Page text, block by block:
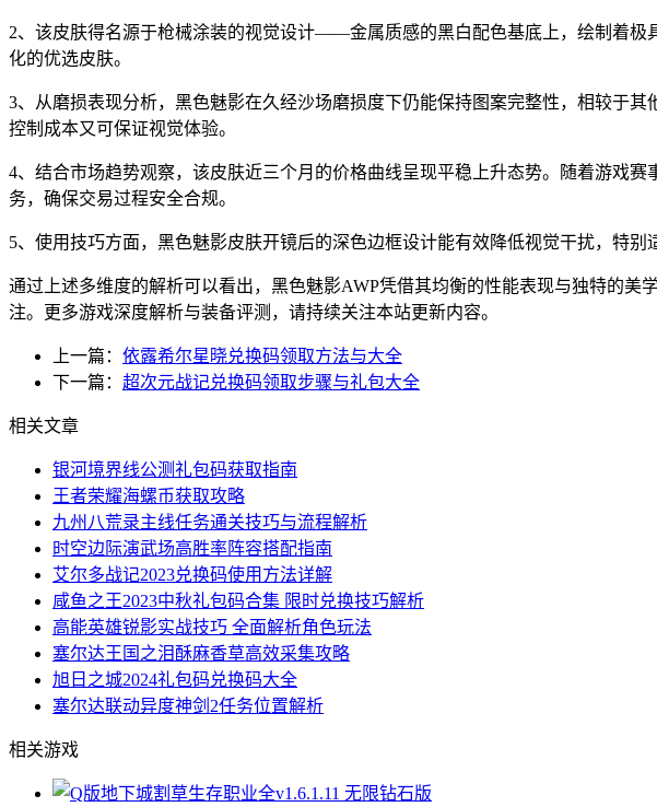
2、该皮肤得名源于枪械涂装的视觉设计——金属质感的黑白配色基底上，绘制着
化的优选皮肤。
3、从磨损表现分析，黑色魅影在久经沙场磨损度下仍能保持图案完整性，相较于
控制成本又可保证视觉体验。
4、结合市场趋势观察，该皮肤近三个月的价格曲线呈现平稳上升态势。随着游戏
务，确保交易过程安全合规。
5、使用技巧方面，黑色魅影皮肤开镜后的深色边框设计能有效降低视觉干扰，特
通过上述多维度的解析可以看出，黑色魅影AWP凭借其均衡的性能表现与独特的
注。更多游戏深度解析与装备评测，请持续关注本站更新内容。
上一篇： 依露希尔星晓兑换码领取方法与大全
下一篇： 超次元战记兑换码领取步骤与礼包大全
相关文章
银河境界线公测礼包码获取指南
王者荣耀海螺币获取攻略
九州八荒录主线任务通关技巧与流程解析
时空边际演武场高胜率阵容搭配指南
艾尔多战记2023兑换码使用方法详解
咸鱼之王2023中秋礼包码合集 限时兑换技巧解析
高能英雄锐影实战技巧 全面解析角色玩法
塞尔达王国之泪酥麻香草高效采集攻略
旭日之城2024礼包码兑换码大全
塞尔达联动异度神剑2任务位置解析
相关游戏